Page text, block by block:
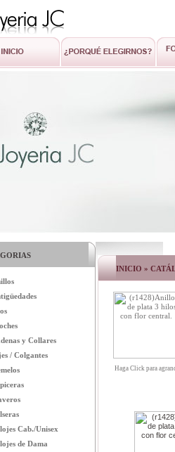
y Collares
/ Colgantes
Cab./Unisex
de Dama
INICIO »
Haga Click para